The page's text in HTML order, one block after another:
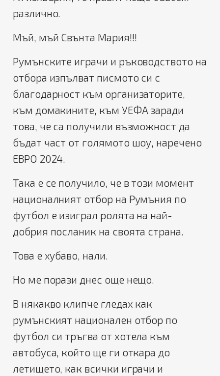
различно.
Мъй, мъй Свънта Мария!!!
Румънските играчи и ръководството на
отбора изпълват писмото си с
благодарност към организаторите,
към домакините, към УЕФА заради
това, че са получили възможност да
бъдат част от голямото шоу, наречено
ЕВРО 2024.
Така е се получило, че в този момент
националният отбор на Румъния по
футбол е изиграл ролята на най-
добрия посланик на своята страна.
Това е хубаво, нали.
Но ме порази днес още нещо.
В някакво клипче гледах как
румънският национален отбор по
футбол си тръгва от хотела към
автобуса, който ще ги откара до
летището, как всички играчи и